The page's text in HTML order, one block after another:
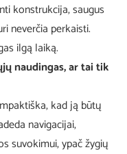
konstrukcija, saugus
neverčia perkaisti.
ilgą laiką.
naudingas, ar tai tik
kad ją būtų
navigacijai,
suvokimui, ypač žygių